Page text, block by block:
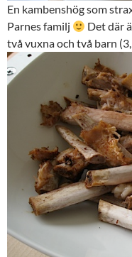
En kambenshög som
Parnes familj
Det där
två vuxna och två barn